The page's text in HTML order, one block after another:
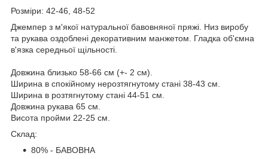
Розміри: 42-46, 48-52
Джемпер з м'якої натуральної бавовняної пряжі. Низ виробу
та рукава оздоблені декоративним манжетом. Гладка об'ємна
в'язка середньої щільності.
Довжина близько 58-66 см (+- 2 см).
Ширина в спокійному нерозтягнутому стані 38-43 см.
Ширина в розтягнутому стані 44-51 см.
Довжина рукава 65 см.
Висота пройми 22-25 см.
Склад:
80% - БАВОВНА